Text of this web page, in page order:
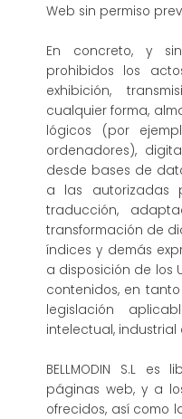
Web sin permiso
En concreto, y
prohibidos los
exhibición,
cualquier forma,
lógicos (por
ordenadores),
desde bases de
a las autorizadas
traducción,
transformación de
índices y demás
a disposición de los
contenidos, en
legislación
intelectual,
BELLMODIN S.L
páginas web, y a
ofrecidos, así como